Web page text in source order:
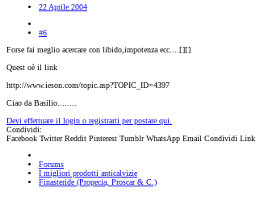
22 Aprile 2004
#6
Forse fai meglio acercare con libido,impotenza ecc....[][]
Quest oè il link
http://www.ieson.com/topic.asp?TOPIC_ID=4397
Ciao da Basilio........
Devi effettuare il login o registrarti per postare qui.
Condividi:
Facebook Twitter Reddit Pinterest Tumblr WhatsApp Email Condividi Link
Forums
I migliori prodotti anticalvizie
Finasteride (Propecia, Proscar & C.)